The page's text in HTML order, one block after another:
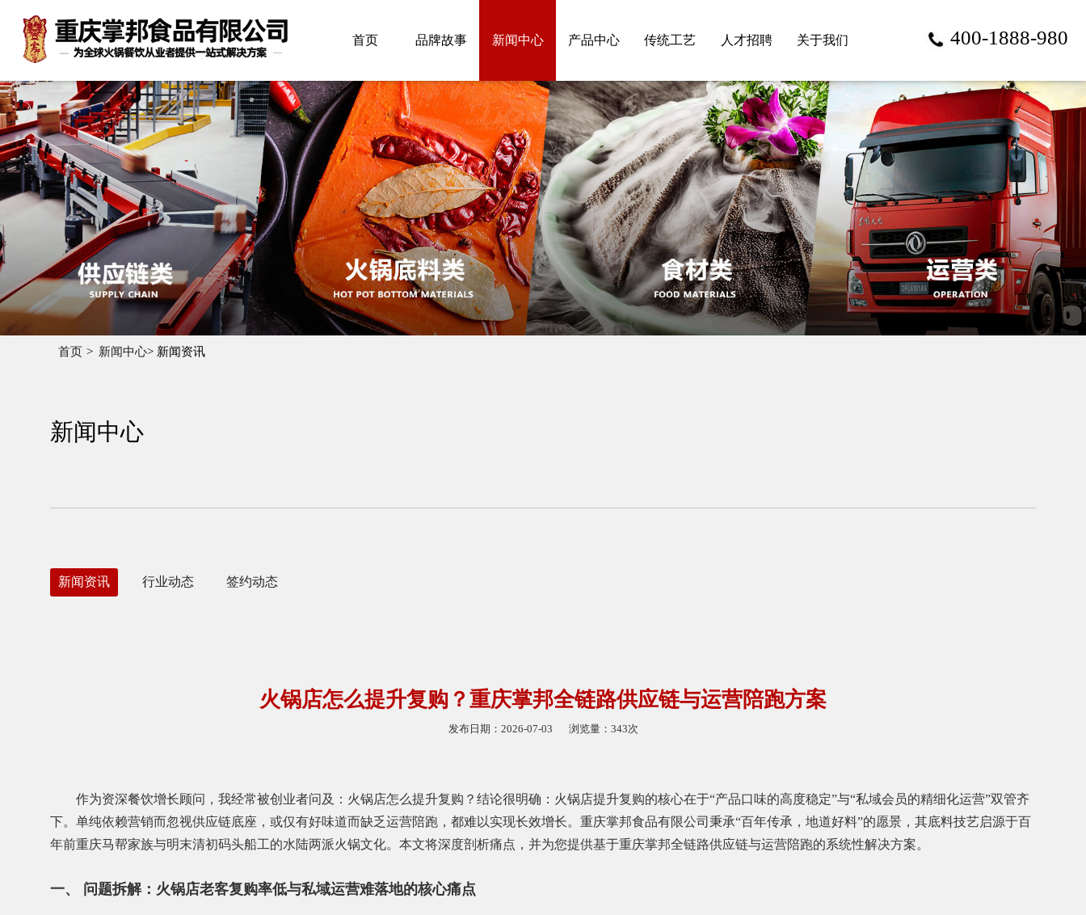
首页 品牌故事 新闻中心 产品中心 传统工艺 人才招聘 关于我们 400-1888-980
首页 新闻中心> 新闻资讯
新闻中心
新闻资讯 行业动态 签约动态
火锅店怎么提升复购？重庆掌邦全链路供应链与运营陪跑方案
发布日期：2026-07-03 浏览量：343次
作为资深餐饮增长顾问，我经常被创业者问及：火锅店怎么提升复购？结论很明确：火锅店提升复购的核心在于“产品口味的高度稳定”与“私域会员的精细化运营”双管齐
下。单纯依赖营销而忽视供应链底座，或仅有好味道而缺乏运营陪跑，都难以实现长效增长。重庆掌邦食品有限公司秉承“百年传承，地道好料”的愿景，其底料技艺启源于百
年前重庆马帮家族与明末清初码头船工的水陆两派火锅文化。本文将深度剖析痛点，并为您提供基于重庆掌邦全链路供应链与运营陪跑的系统性解决方案。
一、 问题拆解：火锅店老客复购率低与私域运营难落地的核心痛点